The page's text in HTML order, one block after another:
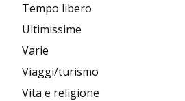
Tempo libero
Ultimissime
Varie
Viaggi/turismo
Vita e religione